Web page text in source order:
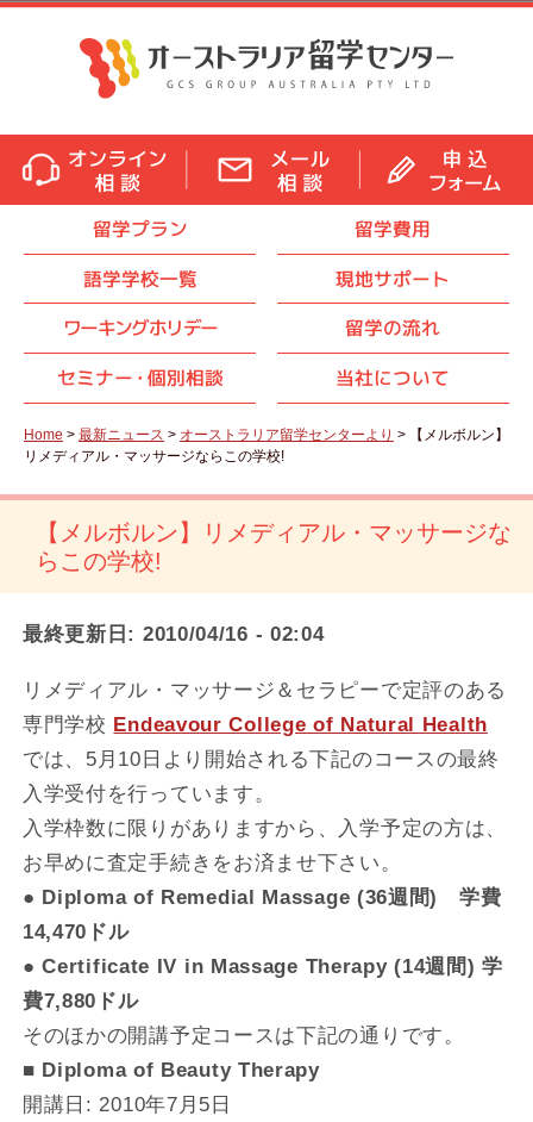
留学プラン
留学費用
語学学校一覧
現地サポート
ワーキングホリデー
留学の流れ
セミナー・ 個別相談 当社について
Home > 最新ニュース > オーストラリア留学センターより > 【メルボルン】
リメディアル・マッサージならこの学校!
【メルボルン】リメディアル・マッサージな
らこの学校!
最終更新日: 2010/04/16 - 02:04
リメディアル・マッサージ＆セラピーで定評のある
専門学校 Endeavour College of Natural Health
では、5月10日より開始される下記のコースの最終
入学受付を行っています。
入学枠数に限りがありますから、入学予定の方は、
お早めに査定手続きをお済ませ下さい。
● Diploma of Remedial Massage (36週間) 学費
14,470ドル
● Certificate IV in Massage Therapy (14週間) 学
費7,880ドル
そのほかの開講予定コースは下記の通りです。
■ Diploma of Beauty Therapy
開講日: 2010年7月5日